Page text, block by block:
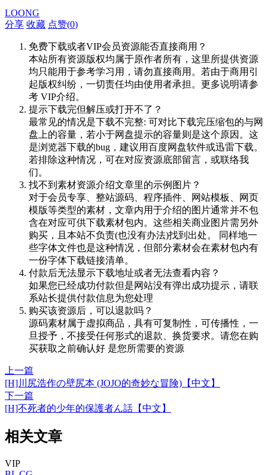
LOONG
分享 收藏 点赞(0)
免费下载或者VIP会员资源能否直接商用？
本站所有资源版权均属于原作者所有，这里所提供资源
均只能用于参考学习用，请勿直接商用。若由于商用引
起版权纠纷，一切责任均由使用者承担。更多说明请参
考 VIP介绍。
提示下载完但解压或打开不了？
最常见的情况是下载不完整: 可对比下载完压缩包的与网
盘上的容量，若小于网盘提示的容量则是这个原因。这
是浏览器下载的bug，建议用百度网盘软件或迅雷下载。
若排除这种情况，可在对应资源底部留言，或联络我
们。
找不到素材资源介绍文章里的示例图片？
对于会员专享、整站源码、程序插件、网站模板、网页
模版等类型的素材，文章内用于介绍的图片通常并不包
含在对应可供下载素材包内。这些相关商业图片需另外
购买，且本站不负责(也没有办法)找到出处。 同样地一
些字体文件也是这种情况，但部分素材会在素材包内有
一份字体下载链接清单。
付款后无法显示下载地址或者无法查看内容？
如果您已经成功付款但是网站没有弹出成功提示，请联
系站长提供付款信息为您处理
购买该资源后，可以退款吗？
源码素材属于虚拟商品，具有可复制性，可传播性，一
旦授予，不接受任何形式的退款、换货要求。请您在购
买获取之前确认好 是您所需要的资源
上一篇
[H]川尻浩作の壁尻本 (JOJO的奇妙な冒険)【中文】
下一篇
[H]不死者的少年的保護者ん話【中文】
相关文章
VIP